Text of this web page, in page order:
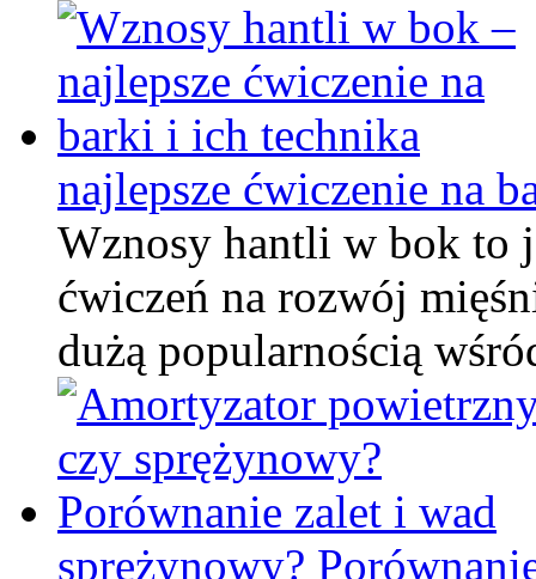
najlepsze ćwiczenie na
Wznosy hantli w bok to
ćwiczeń na rozwój
dużą popularnością
sprężynowy?